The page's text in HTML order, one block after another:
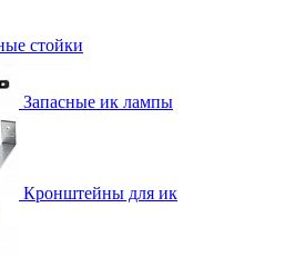
стойки
Запасные ик лампы
Кронштейны для ик